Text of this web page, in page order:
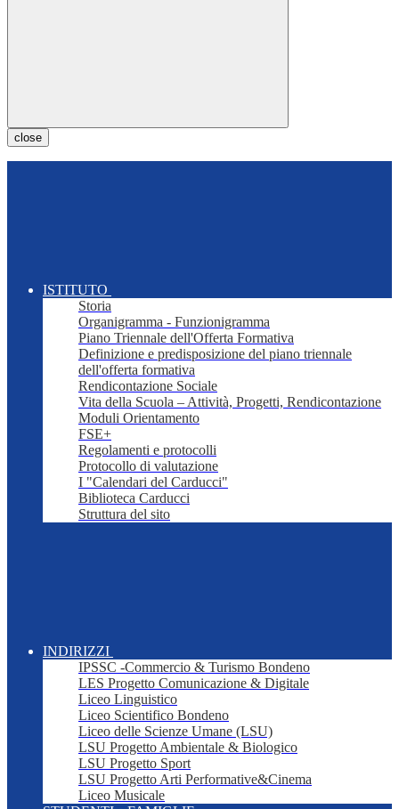
close
ISTITUTO
Storia
Organigramma - Funzionigramma
Piano Triennale dell'Offerta Formativa
Definizione e predisposizione del piano triennale
dell'offerta formativa
Rendicontazione Sociale
Vita della Scuola – Attività, Progetti, Rendicontazione
Moduli Orientamento
FSE+
Regolamenti e protocolli
Protocollo di valutazione
I "Calendari del Carducci"
Biblioteca Carducci
Struttura del sito
INDIRIZZI
IPSSC -Commercio & Turismo Bondeno
LES Progetto Comunicazione & Digitale
Liceo Linguistico
Liceo Scientifico Bondeno
Liceo delle Scienze Umane (LSU)
LSU Progetto Ambientale & Biologico
LSU Progetto Sport
LSU Progetto Arti Performative&Cinema
Liceo Musicale